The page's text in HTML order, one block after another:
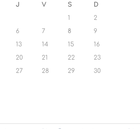
J V S
D
1
2
6 7 8
9
13 14 15
16
20 21 22
23
27 28 29
30